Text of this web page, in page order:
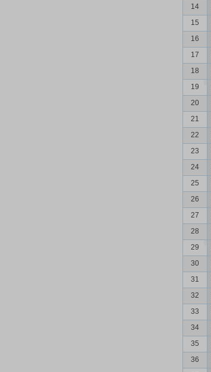
14
15
16
17
18
19
20
21
22
23
24
25
26
27
28
29
30
31
32
33
34
35
36